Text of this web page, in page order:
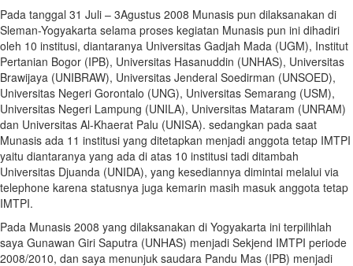
Pada tanggal 31 Juli – 3Agustus 2008 Munasis pun dilaksanakan di
Sleman-Yogyakarta selama proses kegiatan Munasis pun ini dihadiri
oleh 10 institusi, diantaranya Universitas Gadjah Mada (UGM), Institut
Pertanian Bogor (IPB), Universitas Hasanuddin (UNHAS), Universitas
Brawijaya (UNIBRAW), Universitas Jenderal Soedirman (UNSOED),
Universitas Negeri Gorontalo (UNG), Universitas Semarang (USM),
Universitas Negeri Lampung (UNILA), Universitas Mataram (UNRAM)
dan Universitas Al-Khaerat Palu (UNISA). sedangkan pada saat
Munasis ada 11 institusi yang ditetapkan menjadi anggota tetap IMTPI
yaitu diantaranya yang ada di atas 10 institusi tadi ditambah
Universitas Djuanda (UNIDA), yang kesediannya dimintai melalui via
telephone karena statusnya juga kemarin masih masuk anggota tetap
IMTPI.
Pada Munasis 2008 yang dilaksanakan di Yogyakarta ini terpilihlah
saya Gunawan Giri Saputra (UNHAS) menjadi Sekjend IMTPI periode
2008/2010, dan saya menunjuk saudara Pandu Mas (IPB) menjadi